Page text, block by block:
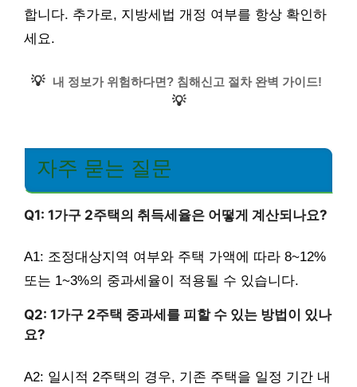
합니다. 추가로, 지방세법 개정 여부를 항상 확인하
세요.
💡 내 정보가 위험하다면? 침해신고 절차 완벽 가이드!
💡
자주 묻는 질문
Q1: 1가구 2주택의 취득세율은 어떻게 계산되나요?
A1: 조정대상지역 여부와 주택 가액에 따라 8~12%
또는 1~3%의 중과세율이 적용될 수 있습니다.
Q2: 1가구 2주택 중과세를 피할 수 있는 방법이 있나
요?
A2: 일시적 2주택의 경우, 기존 주택을 일정 기간 내